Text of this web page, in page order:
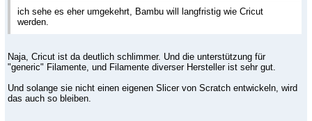
ich sehe es eher umgekehrt, Bambu will langfristig wie Cricut
werden.
Naja, Cricut ist da deutlich schlimmer. Und die unterstützung für
"generic" Filamente, und Filamente diverser Hersteller ist sehr gut.
Und solange sie nicht einen eigenen Slicer von Scratch entwickeln, wird
das auch so bleiben.